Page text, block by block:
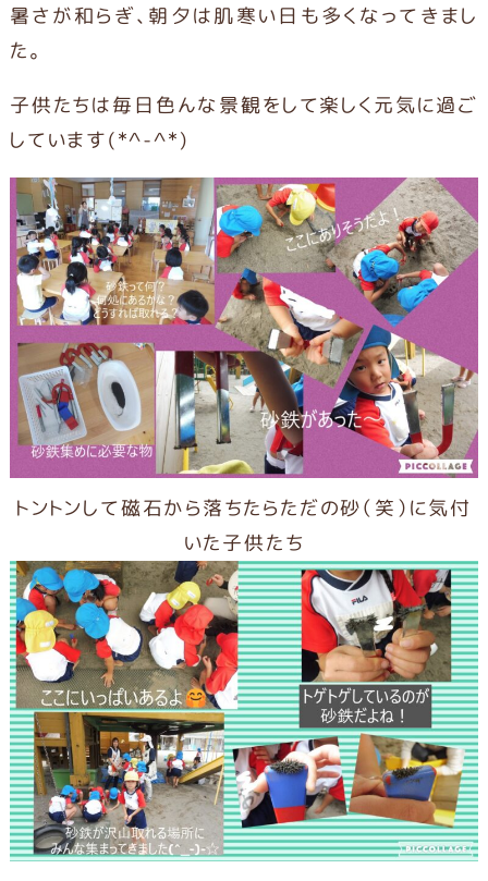
暑さが和らぎ、朝夕は肌寒い日も多くなってきまし
た。
子供たちは毎日色んな景観をして楽しく元気に過ご
しています(*^-^*)
トントンして磁石から落ちたらただの砂（笑）に気付
いた子供たち